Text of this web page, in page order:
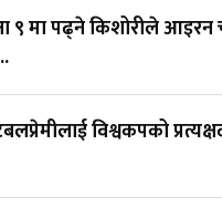
९ मा पढ्ने किशोरीले
विश्वकपको